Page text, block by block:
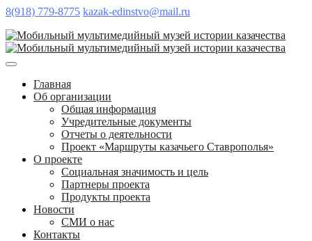
8(918) 779-8775 kazak-edinstvo@mail.ru
Главная
Об организации
Общая информация
Учредительные документы
Отчеты о деятельности
Проект «Маршруты казачьего Ставрополья»
О проекте
Социальная значимость и цель
Партнеры проекта
Продукты проекта
Новости
СМИ о нас
Контакты